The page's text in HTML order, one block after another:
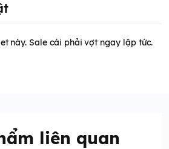
này. Sale cái phải vợt ngay lập tức.
liên quan